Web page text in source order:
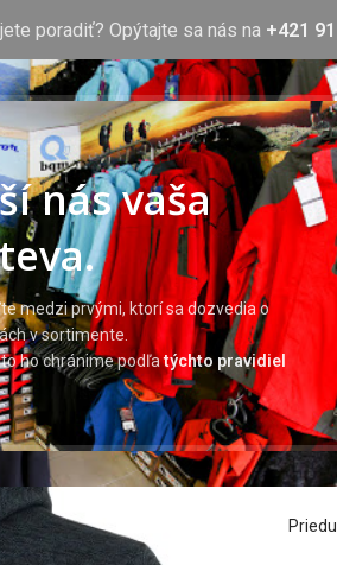
nás vaša
medzi prvými, ktorí sa dozvedia o
v sortimente.
ho chránime podľatýchto pravidiel
poradiť? Opýtajte sa nás na +421
POTLAČ BLOGO NÁSKONTAKT
Sweatshirt blue/grey